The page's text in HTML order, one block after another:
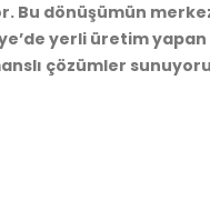
dönüşümün
yerli üretim
çözümler